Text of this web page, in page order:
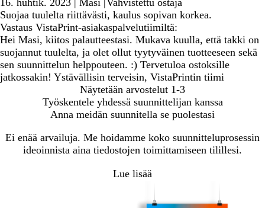
16. huhtik. 2023 | Masi |Vahvistettu ostaja
Suojaa tuulelta riittävästi, kaulus sopivan korkea.
Vastaus VistaPrint-asiakaspalvelutiimiltä:
Hei Masi, kiitos palautteestasi. Mukava kuulla, että takki on
suojannut tuulelta, ja olet ollut tyytyväinen tuotteeseen sekä
sen suunnittelun helppouteen. :) Tervetuloa ostoksille
jatkossakin! Ystävällisin terveisin, VistaPrintin tiimi
Näytetään arvostelut 1-3
Työskentele yhdessä suunnittelijan kanssa
Anna meidän suunnitella se puolestasi
Ei enää arvailuja. Me hoidamme koko suunnitteluprosessin
ideoinnista aina tiedostojen toimittamiseen tilillesi.
Lue lisää